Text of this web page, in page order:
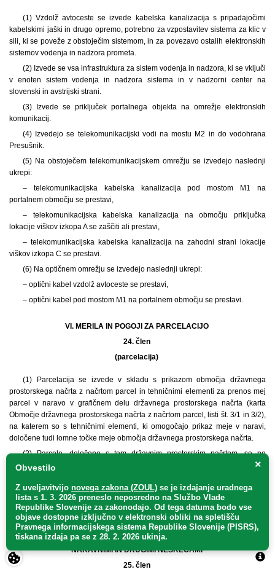
(1) Vzdolž avtoceste se izvede kabelska kanalizacija s pripadajočimi
kabelskimi jaški in drugo opremo, potrebno za vzpostavitev sistema za klic v
sili, ki se poveže z obstoječim sistemom, in za povezavo ostalih elektronskih
sistemov vodenja in nadzora prometa.
(2) Izvede se vsa infrastruktura za sistem vodenja in nadzora, ki se vključi
v enoten sistem vodenja in nadzora sistema in v nadzorni center na
slovenski in avstrijski strani.
(3) Izvede se priključek portalnega objekta na omrežje elektronskih
komunikacij.
(4) Izvedejo se telekomunikacijski vodi na mostu M2 in do vodohrana
Presušnik.
(5) Na obstoječem telekomunikacijskem omrežju se izvedejo naslednji
ukrepi:
– telekomunikacijska kabelska kanalizacija pod mostom M1 na
portalnem območju se prestavi,
– telekomunikacijska kabelska kanalizacija na območju priključka
lokacije viškov izkopa A se zaščiti ali prestavi,
– telekomunikacijska kabelska kanalizacija na zahodni strani lokacije
viškov izkopa C se prestavi.
(6) Na optičnem omrežju se izvedejo naslednji ukrepi:
– optični kabel vzdolž avtoceste se prestavi,
– optični kabel pod mostom M1 na portalnem območju se prestavi.
VI. MERILA IN POGOJI ZA PARCELACIJO
24. člen
(parcelacija)
(1) Parcelacija se izvede v skladu s prikazom območja državnega
prostorskega načrta z načrtom parcel in tehničnimi elementi za prenos mej
parcel v naravo v grafičnem delu državnega prostorskega načrta (karta
Območje državnega prostorskega načrta z načrtom parcel, listi št. 3/1 in 3/2),
na katerem so s tehničnimi elementi, ki omogočajo prikaz meje v naravi,
določene tudi lomne točke meje območja državnega prostorskega načrta.
(2) Parcele, določene s tem državnim prostorskim načrtom, se po
izvedenih posegih lahko delijo v skladu z izvedenim stanjem na podlagi
sosednjim parcelam.
VII. POGOJI CELOSTNEGA OHRANJANJA KULTURNE DEDIŠČINE,
OHRANJANJA NARAVE, VARSTVA OKOLJA IN NARAVNIH DOBRIN,
UPRAVLJANJA VODA, VAROVANJA ZDRAVJA LJUDI IN VARSTVA PRED
NARAVNIMI IN DRUGIMI NESREČAMI
25. člen
×
Obvestilo
Z uveljavitvijo novega zakona (ZOUL) se je izdajanje uradnega
lista s 1. 3. 2026 preneslo neposredno na Službo Vlade
Republike Slovenije za zakonodajo. Od tega datuma bodo vse
objave dostopne izključno v elektronski obliki na spletišču
Pravnega informacijskega sistema Republike Slovenije (PISRS),
tiskana izdaja pa se z 28. 2. 2026 ukinja.